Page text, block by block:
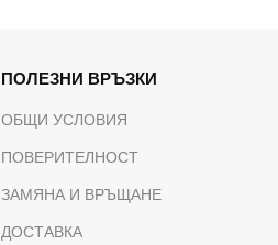
ПОЛЕЗНИ ВРЪЗКИ
ОБЩИ УСЛОВИЯ
ПОВЕРИТЕЛНОСТ
ЗАМЯНА И ВРЪЩАНЕ
ДОСТАВКА